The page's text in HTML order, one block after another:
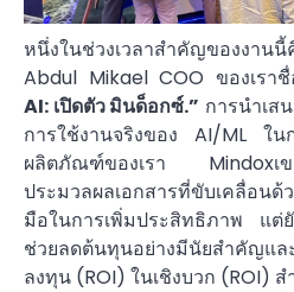
หนึ่งในช่วงเวลาสำคัญของงาน
Abdul Mikael COO ของเราชื่
AI: เปิดตัวมินด็อกซ์.” การนำเส
การใช้งานจริงของ AI/ML ใน
ผลิตภัณฑ์ของเรา Mindoxเข
ประมวลผลเอกสารที่ขับเคลื่อนด้
มือในการเพิ่มประสิทธิภาพ แต่
ช่วยลดต้นทุนอย่างมีนัยสำคัญแล
ลงทุน (ROI) ในเชิงบวก (ROI)